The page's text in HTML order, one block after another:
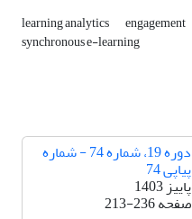
learning analytics engagement
synchronous e-learning
دوره 19، شماره 74 - شماره
پیاپی 74
پاییز 1403
صفحه213-236